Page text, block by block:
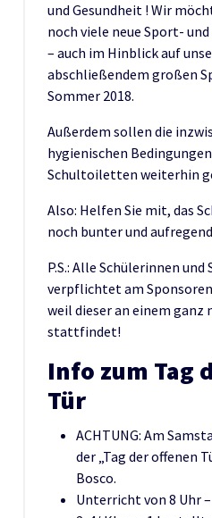
und Gesundheit ! Wir
noch viele neue Sport-
– auch im Hinblick auf
abschließendem großen
Sommer 2018.
Außerdem sollen die
hygienischen
Schultoiletten weiterhin
Also: Helfen Sie mit, das
noch bunter und
P.S.: Alle Schülerinnen und
verpflichtet am
weil dieser an einem ganz
stattfindet!
Info zum Tag
Tür
ACHTUNG: Am
der „Tag der offenen
Bosco.
Unterricht von 8 Uhr